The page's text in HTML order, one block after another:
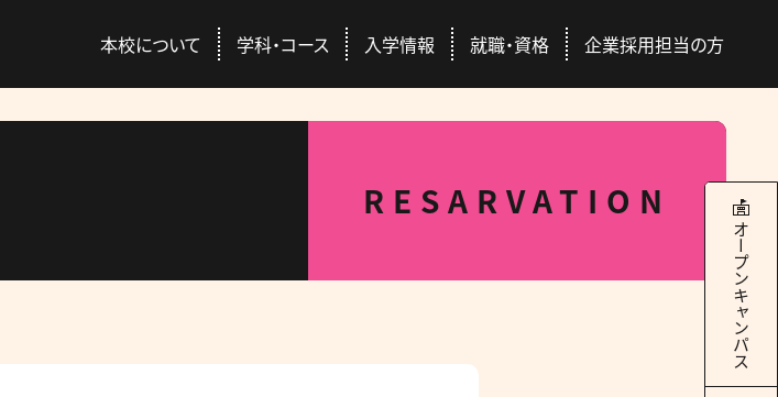
本校について
ABOUT US
本校の特徴
4つのキャンパス
GAC Report
学科・コース
COURSES
動物総合学科
ドッグトレーナー
どのコースを選んでも
入学情報
ENTRANCE EXAMINATION INFORMATION
AO入試
Q&A
全国出身校
就職・資格
CERTIFICATION / SEEK EMPLYMENT
資格取得
国際ペット団体との連携
企業採用担当の方
オープンキャンパス
RESARVATION